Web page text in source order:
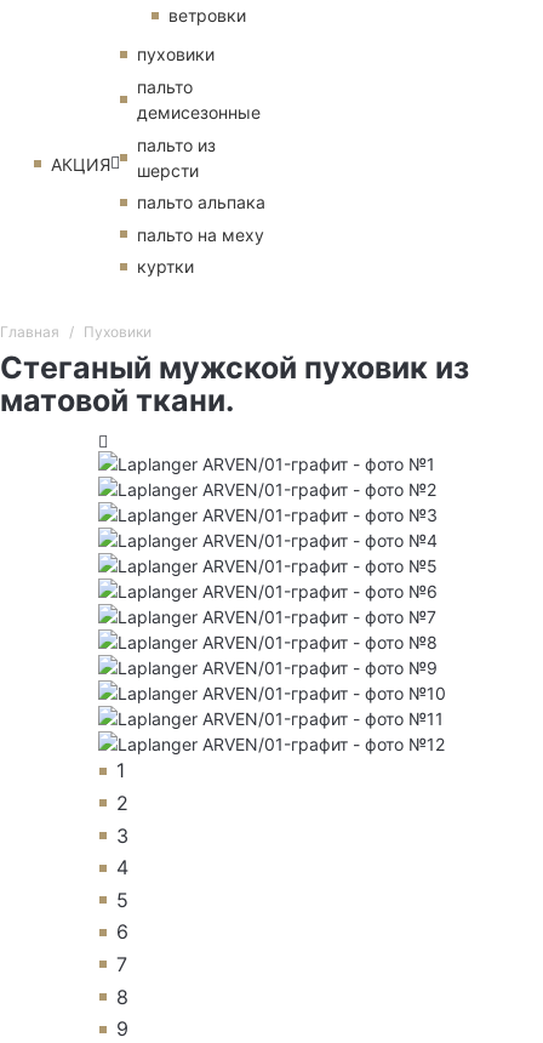
ветровки
АКЦИЯ
пуховики
пальто
демисезонные
пальто из
шерсти
пальто альпака
пальто на меху
куртки
Главная Пуховики
Стеганый мужской пуховик из
матовой ткани.
1
2
3
4
5
6
7
8
9